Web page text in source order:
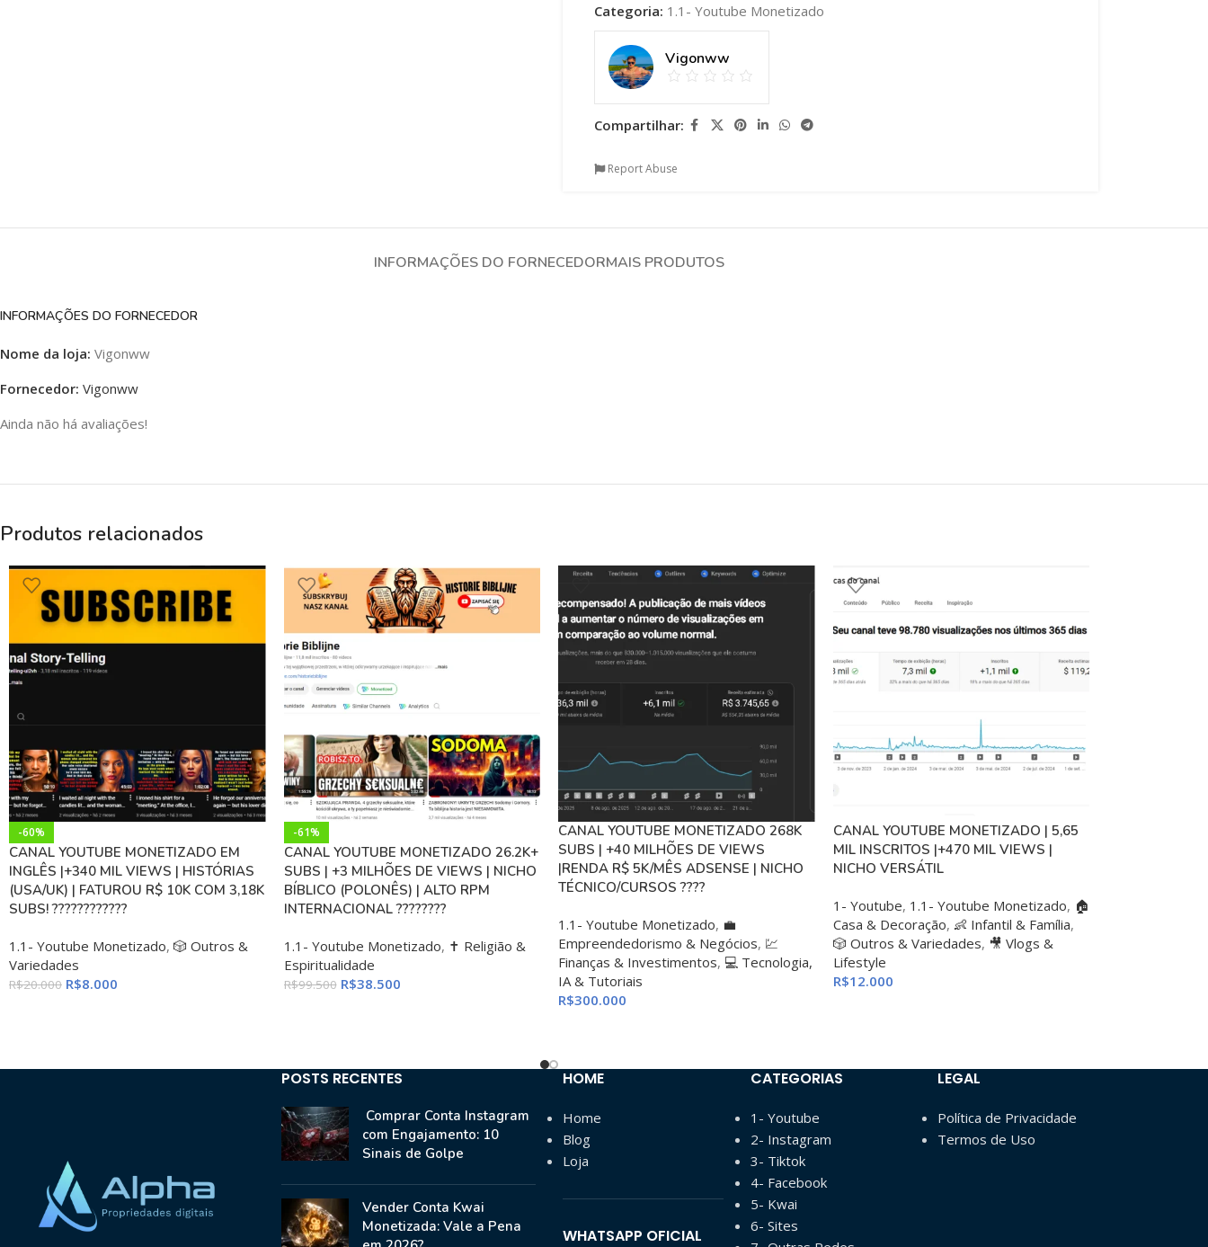
Categoria: 1.1- Youtube Monetizado
Vigonww
Compartilhar:
Report Abuse
INFORMAÇÕES DO FORNECEDORMAIS PRODUTOS
INFORMAÇÕES DO FORNECEDOR
Nome da loja: Vigonww
Fornecedor: Vigonww
Ainda não há avaliações!
Produtos relacionados
-60%
CANAL YOUTUBE MONETIZADO EM
INGLÊS |+340 MIL VIEWS | HISTÓRIAS
(USA/UK) | FATUROU R$ 10K COM 3,18K
SUBS! ????????????
1.1- Youtube Monetizado, 🎲 Outros &
Variedades
R$20.000 R$8.000
-61%
CANAL YOUTUBE MONETIZADO 26.2K+
SUBS | +3 MILHÕES DE VIEWS | NICHO
BÍBLICO (POLONÊS) | ALTO RPM
INTERNACIONAL ????????
1.1- Youtube Monetizado, ✝️ Religião &
Espiritualidade
R$99.500 R$38.500
CANAL YOUTUBE MONETIZADO 268K
SUBS | +40 MILHÕES DE VIEWS
|RENDA R$ 5K/MÊS ADSENSE | NICHO
TÉCNICO/CURSOS ????️
1.1- Youtube Monetizado, 💼
Empreendedorismo & Negócios, 💹
Finanças & Investimentos, 💻 Tecnologia,
IA & Tutoriais
R$300.000
CANAL YOUTUBE MONETIZADO | 5,65
MIL INSCRITOS |+470 MIL VIEWS |
NICHO VERSÁTIL
1- Youtube, 1.1- Youtube Monetizado, 🏠
Casa & Decoração, 👶 Infantil & Família,
🎲 Outros & Variedades, 🎥 Vlogs &
Lifestyle
R$12.000
POSTS RECENTES
Comprar Conta Instagram
com Engajamento: 10
Sinais de Golpe
Vender Conta Kwai
Monetizada: Vale a Pena
HOME
Home
Blog
Loja
WHATSAPP OFICIAL
CATEGORIAS
1- Youtube
2- Instagram
3- Tiktok
4- Facebook
5- Kwai
6- Sites
LEGAL
Política de Privacidade
Termos de Uso